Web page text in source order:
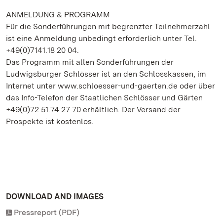
ANMELDUNG & PROGRAMM
Für die Sonderführungen mit begrenzter Teilnehmerzahl
ist eine Anmeldung unbedingt erforderlich unter Tel.
+49(0)7141.18 20 04.
Das Programm mit allen Sonderführungen der
Ludwigsburger Schlösser ist an den Schlosskassen, im
Internet unter www.schloesser-und-gaerten.de oder über
das Info-Telefon der Staatlichen Schlösser und Gärten
+49(0)72 51.74 27 70 erhältlich. Der Versand der
Prospekte ist kostenlos.
DOWNLOAD AND IMAGES
Pressreport (PDF)